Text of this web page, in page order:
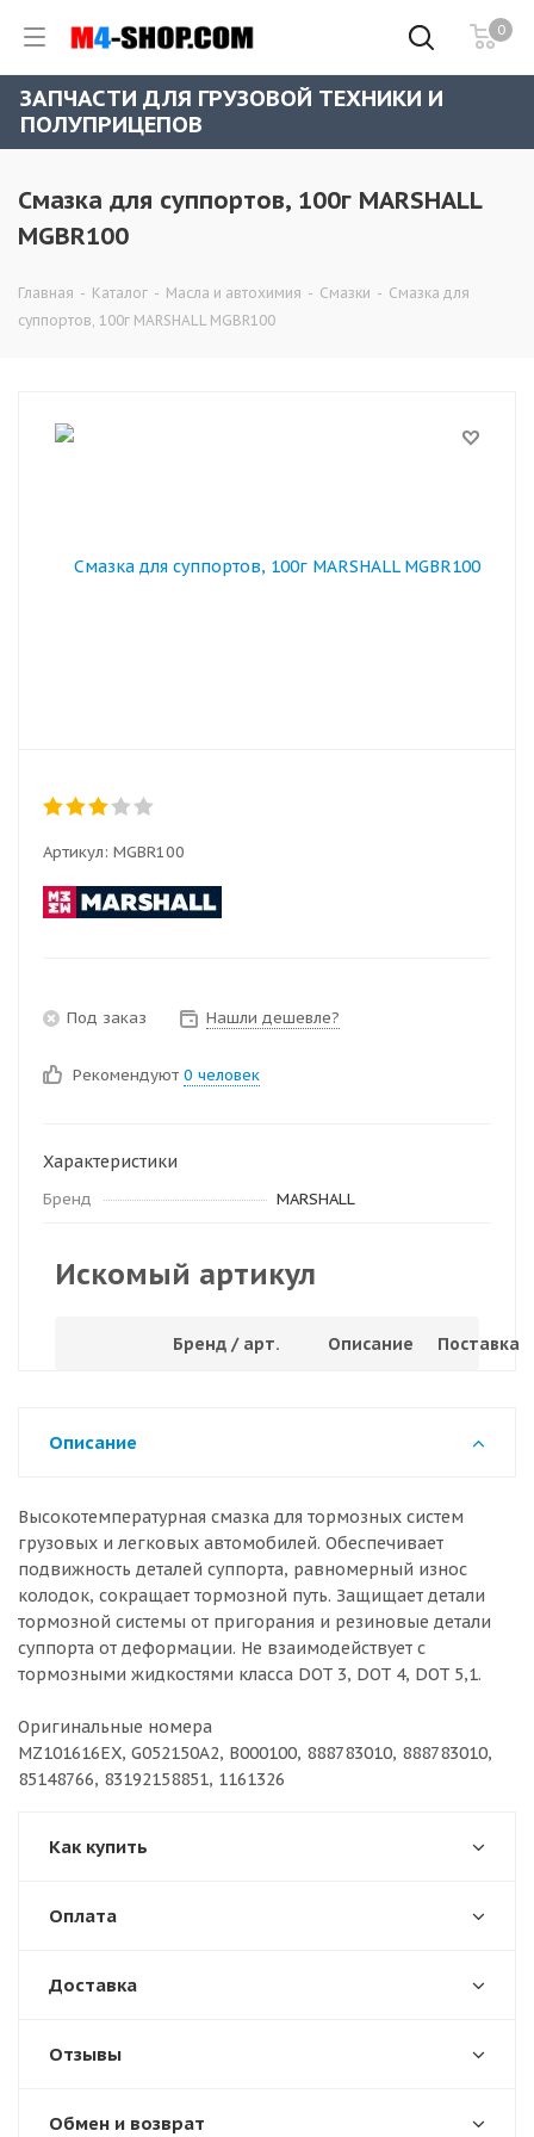
0
ЗАПЧАСТИ ДЛЯ ГРУЗОВОЙ ТЕХНИКИ И
ПОЛУПРИЦЕПОВ
Смазка для суппортов, 100г MARSHALL
MGBR100
Главная - Каталог - Масла и автохимия - Смазки - Смазка для
суппортов, 100г MARSHALL MGBR100
Артикул: MGBR100
Под заказ Нашли дешевле?
Рекомендуют 0 человек
Характеристики
Бренд MARSHALL
Искомый артикул
Бренд / арт. Описание Поставка
Описание
Высокотемпературная смазка для тормозных систем
грузовых и легковых автомобилей. Обеспечивает
подвижность деталей суппорта, равномерный износ
колодок, сокращает тормозной путь. Защищает детали
тормозной системы от пригорания и резиновые детали
суппорта от деформации. Не взаимодействует с
тормозными жидкостями класса DOT 3, DOT 4, DOT 5,1.
Оригинальные номера
MZ101616EX, G052150A2, B000100, 888783010, 888783010,
85148766, 83192158851, 1161326
Как купить
Оплата
Доставка
Отзывы
Обмен и возврат